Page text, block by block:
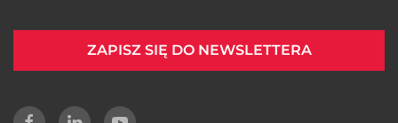
ZAPISZ SIĘ DO NEWSLETTERA